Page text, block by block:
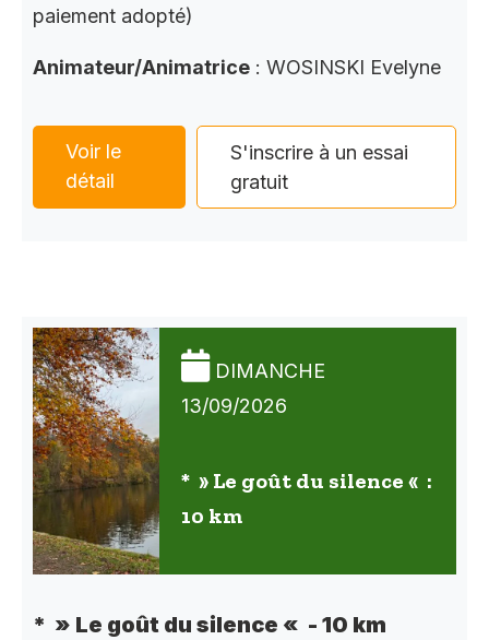
paiement adopté)
Animateur/Animatrice : WOSINSKI Evelyne
Voir le
détail
S'inscrire à un essai
gratuit
DIMANCHE
13/09/2026
* » Le goût du silence « :
10 km
* » Le goût du silence « - 10 km